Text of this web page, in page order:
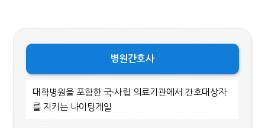
병원간호사
대학병원을 포함한 국·사립 의료기관에서 간호대상자
를 지키는 나이팅게일